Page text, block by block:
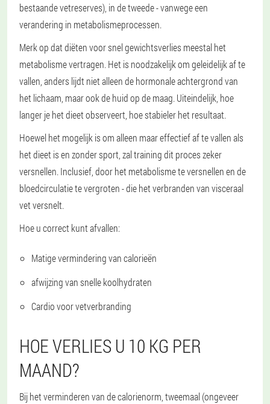
bestaande vetreserves), in de tweede - vanwege een
verandering in metabolismeprocessen.
Merk op dat diëten voor snel gewichtsverlies meestal het
metabolisme vertragen. Het is noodzakelijk om geleidelijk af te
vallen, anders lijdt niet alleen de hormonale achtergrond van
het lichaam, maar ook de huid op de maag. Uiteindelijk, hoe
langer je het dieet observeert, hoe stabieler het resultaat.
Hoewel het mogelijk is om alleen maar effectief af te vallen als
het dieet is en zonder sport, zal training dit proces zeker
versnellen. Inclusief, door het metabolisme te versnellen en de
bloedcirculatie te vergroten - die het verbranden van visceraal
vet versnelt.
Hoe u correct kunt afvallen:
Matige vermindering van calorieën
afwijzing van snelle koolhydraten
Cardio voor vetverbranding
HOE VERLIES U 10 KG PER
MAAND?
Bij het verminderen van de calorienorm, tweemaal (ongeveer